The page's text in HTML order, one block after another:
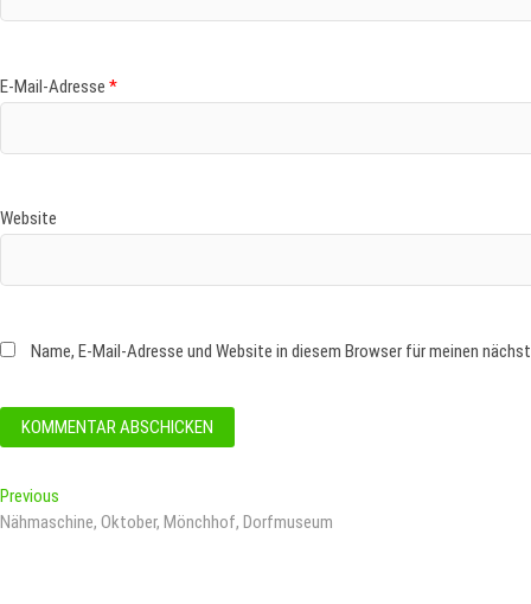
E-Mail-Adresse *
Website
Name, E-Mail-Adresse und Website in diesem Browser für meinen
Beitragsnavigation
Previous
post:
Nähmaschine, Oktober, Mönchhof, Dorfmuseum